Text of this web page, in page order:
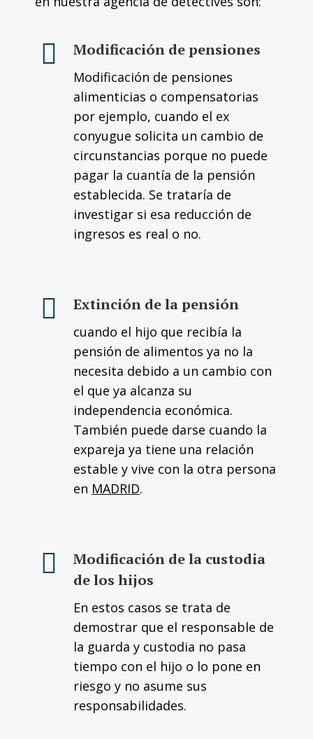
Modificación de pensiones
Modificación de pensiones
alimenticias o compensatorias
por ejemplo, cuando el ex
conyugue solicita un cambio de
circunstancias porque no puede
pagar la cuantía de la pensión
establecida. Se trataría de
investigar si esa reducción de
ingresos es real o no.
Extinción de la pensión
cuando el hijo que recibía la
pensión de alimentos ya no la
necesita debido a un cambio con
el que ya alcanza su
independencia económica.
También puede darse cuando la
expareja ya tiene una relación
estable y vive con la otra persona
en MADRID.
Modificación de la custodia
de los hijos
En estos casos se trata de
demostrar que el responsable de
la guarda y custodia no pasa
tiempo con el hijo o lo pone en
riesgo y no asume sus
responsabilidades.